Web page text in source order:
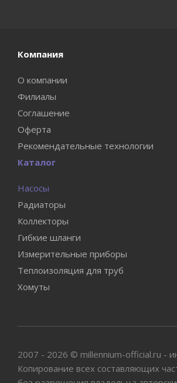
Компания
О компании
Филиалы
Соглашение
Оферта
Рекомендательные технологии
Каталог
Насосы
Радиаторы
Коллекторы
Гибкие шланги
Измерительные приборы
Теплоизоляция для труб
Хомуты
2007 - 2026 © millennium-official.ru -
Копирование всех составляющих